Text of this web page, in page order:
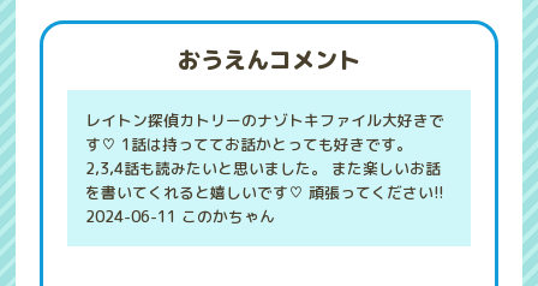
おうえんコメント
レイトン探偵カトリーのナゾトキファイル大好きで
す♡ 1話は持っててお話かとっても好きです。
2,3,4話も読みたいと思いました。 また楽しいお話
を書いてくれると嬉しいです♡ 頑張ってください!!
2024-06-11 このかちゃん